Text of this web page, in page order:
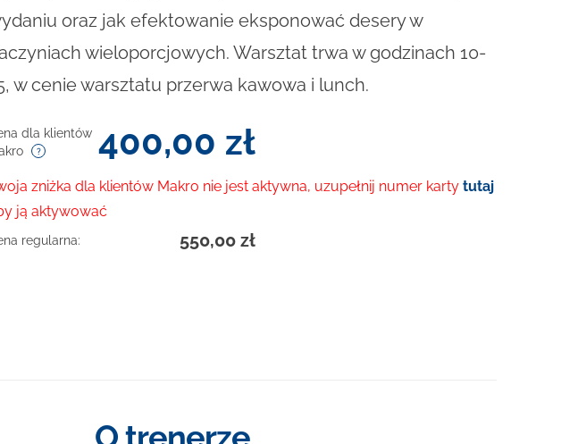
dla klientów 400,00 zł
zniżka dla klientów Makro nie jest aktywna, uzupełnij numer karty tutaj
ją aktywować
regularna: 550,00 zł
oraz jak efektowanie eksponować desery w
wieloporcjowych. Warsztat trwa w godzinach 10-
w cenie warsztatu przerwa kawowa i lunch.